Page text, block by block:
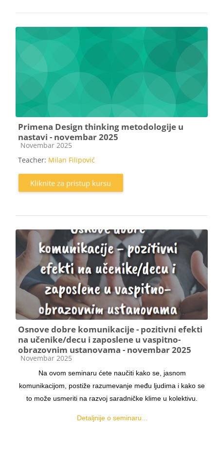
Primena Design thinking metodologije u
nastavi - novembar 2025
Kategorija kursa
Novembar 2025
Teacher: Milan Filipović
Kliknite za pristup kursu
Osnove dobre komunikacije - pozitivni efekti
na učenike/decu i zaposlene u vaspitno-
obrazovnim ustanovama - novembar 2025
Kategorija kursa
Novembar 2025
Na ovom seminaru ćete naučiti kako se, jasnom
komunikacijom, postiže razumevanje među ljudima i kako se
to može usmeriti na razvoj saradničke klime u kolektivu.
Detaljnije o seminaru...